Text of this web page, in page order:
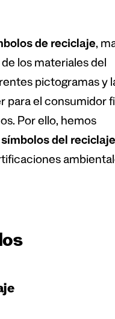
de reciclaje,
los materiales del
pictogramas y
para el consumidor
Por ello, hemos
del reciclaje